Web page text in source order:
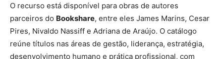
O recurso está disponível para obras de autores
parceiros do Bookshare, entre eles James Marins, Cesar
Pires, Nivaldo Nassiff e Adriana de Araújo. O catálogo
reúne títulos nas áreas de gestão, liderança, estratégia,
desenvolvimento humano e prática profissional, com